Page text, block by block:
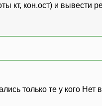
кт, кон.ост) и вывести
только те у кого Нет